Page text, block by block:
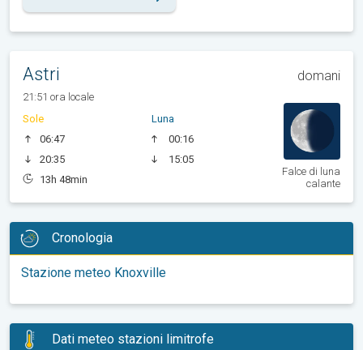
Astri domani
21:51 ora locale
Sole
06:47
20:35
13h 48min
Luna
00:16
15:05
Falce di luna
calante
Cronologia
Stazione meteo Knoxville
Dati meteo stazioni limitrofe